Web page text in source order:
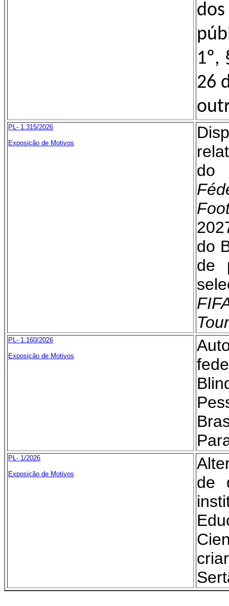
1º,
26
PL- 1.315/2026
Exposição de Motivos
do
do
de
PL- 1.160/2026
Exposição de Motivos
PL- 1/2026
Exposição de Motivos
de